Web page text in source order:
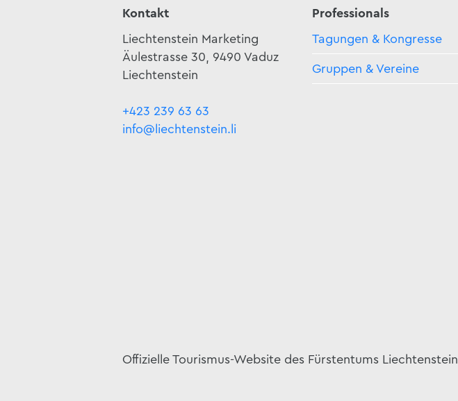
Kontakt
Liechtenstein Marketing
Äulestrasse 30, 9490 Vaduz
Liechtenstein
+423 239 63 63
info@liechtenstein.li
Professionals
Tagungen & Kongresse
Gruppen & Vereine
Offizielle Tourismus-Website des Fürstentums Liechtenstein